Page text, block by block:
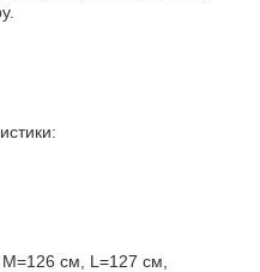
см, L=127 см,